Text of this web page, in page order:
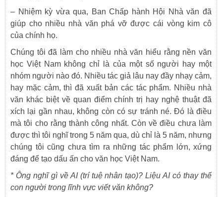
– Nhiệm kỳ vừa qua, Ban Chấp hành Hội Nhà văn đã
giúp cho nhiều nhà văn phá vỡ được cái vòng kim cô
của chính họ.
Chúng tôi đã làm cho nhiều nhà văn hiểu rằng nền văn
học Việt Nam không chỉ là của một số người hay một
nhóm người nào đó. Nhiều tác giả lâu nay đầy nhạy cảm,
hay mặc cảm, thì đã xuất bản các tác phẩm. Nhiều nhà
văn khác biệt về quan điểm chính trị hay nghệ thuật đã
xích lại gần nhau, không còn có sự tránh né. Đó là điều
mà tôi cho rằng thành công nhất. Còn về điều chưa làm
được thì tôi nghĩ trong 5 năm qua, dù chỉ là 5 năm, nhưng
chúng tôi cũng chưa tìm ra những tác phẩm lớn, xứng
đáng để tạo dấu ấn cho văn học Việt Nam.
* Ông nghĩ gì về AI (trí tuệ nhân tạo)? Liệu AI có thay thế
con người trong lĩnh vực viết văn không?